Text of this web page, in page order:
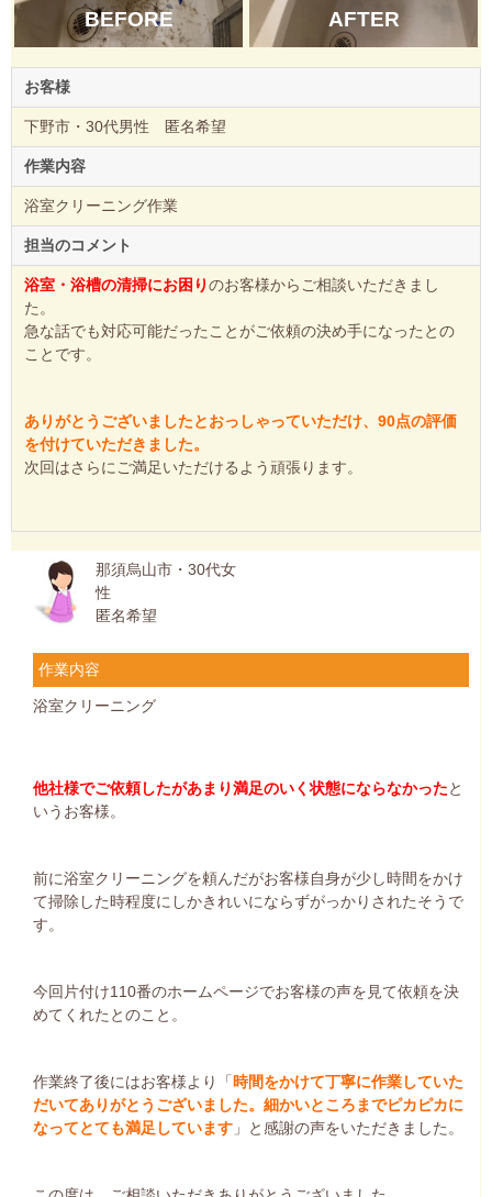
BEFORE AFTER
お客様
下野市・30代男性 匿名希望
作業内容
浴室クリーニング作業
担当のコメント
浴室・浴槽の清掃にお困りのお客様からご相談いただきまし
た。
急な話でも対応可能だったことがご依頼の決め手になったとの
ことです。
ありがとうございましたとおっしゃっていただけ、90点の評価
を付けていただきました。
次回はさらにご満足いただけるよう頑張ります。
那須烏山市・30代女
性
匿名希望
作業内容
浴室クリーニング
他社様でご依頼したがあまり満足のいく状態にならなかったと
いうお客様。
前に浴室クリーニングを頼んだがお客様自身が少し時間をかけ
て掃除した時程度にしかきれいにならずがっかりされたそうで
す。
今回片付け110番のホームページでお客様の声を見て依頼を決
めてくれたとのこと。
作業終了後にはお客様より「時間をかけて丁寧に作業していた
だいてありがとうございました。細かいところまでピカピカに
なってとても満足しています」と感謝の声をいただきました。